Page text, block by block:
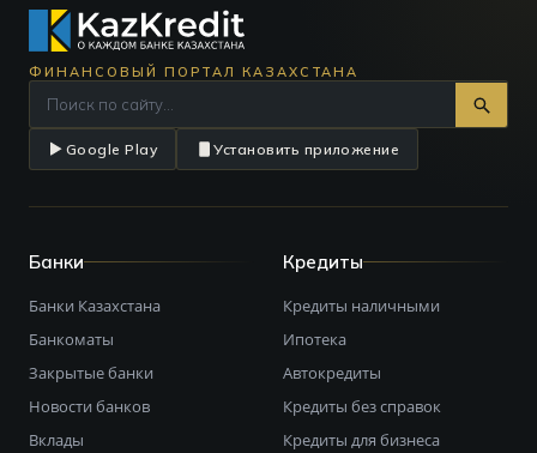
ФИНАНСОВЫЙ ПОРТАЛ КАЗАХСТАНА
Google Play Установить приложение
Банки
Банки Казахстана
Банкоматы
Закрытые банки
Новости банков
Вклады
Кредиты
Кредиты наличными
Ипотека
Автокредиты
Кредиты без справок
Кредиты для бизнеса